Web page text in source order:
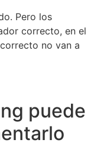
Pero los
correcto, en el
no van a
puede